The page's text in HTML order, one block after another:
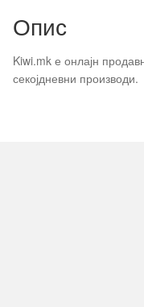
30% уреа 75 мл
Опис
Kiwi.mk е онлајн
секојдневни производи.